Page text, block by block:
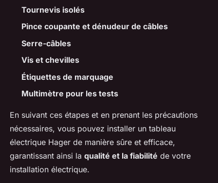
Tournevis isolés
Pince coupante et dénudeur de câbles
Serre-câbles
Vis et chevilles
Étiquettes de marquage
Multimètre pour les tests
En suivant ces étapes et en prenant les précautions
nécessaires, vous pouvez installer un tableau
électrique Hager de manière sûre et efficace,
garantissant ainsi la qualité et la fiabilité de votre
installation électrique.